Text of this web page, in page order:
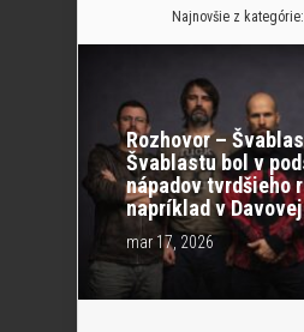
Najnovšie z kategórie:
Rozhovor –
Švablastu bol v
nápadov tvrdšieho
napríklad v
mar 17, 2026